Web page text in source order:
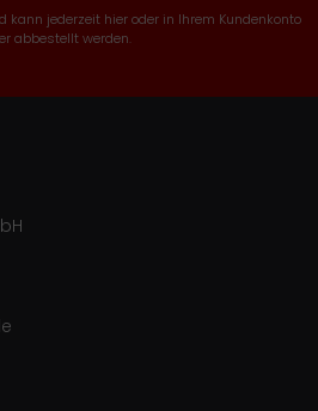
kann jederzeit hier oder in Ihrem Kundenkonto
abbestellt werden.